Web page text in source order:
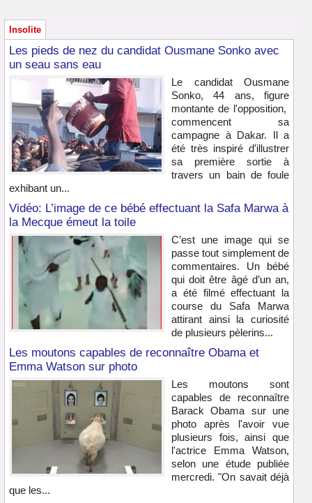
Insolite
Les pieds de nez du candidat Ousmane Sonko avec
un seau sans eau
Le candidat Ousmane
Sonko, 44 ans, figure
montante de l'opposition,
commencent sa
campagne à Dakar. Il a
été très inspiré d'illustrer
sa première sortie à
travers un bain de foule
exhibant un...
Vidéo: L’image de ce bébé effectuant la Safa Marwa à
la Mecque émeut la toile
C’est une image qui se
passe tout simplement de
commentaires. Un bébé
qui doit être âgé d’un an,
a été filmé effectuant la
course du Safa Marwa
attirant ainsi la curiosité
de plusieurs pèlerins...
Les moutons capables de reconnaître Obama et
Emma Watson sur photo
Les moutons sont
capables de reconnaître
Barack Obama sur une
photo après l'avoir vue
plusieurs fois, ainsi que
l'actrice Emma Watson,
selon une étude publiée
mercredi. "On savait déjà
que les...